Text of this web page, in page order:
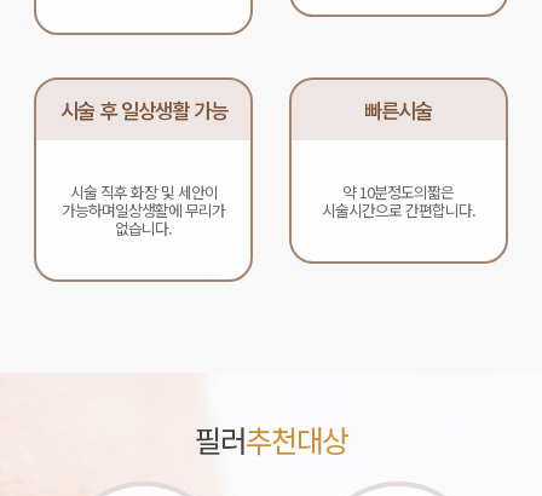
시술 후 일상생활 가능
시술 직후 화장 및 세안이
가능하며일상생활에 무리가
없습니다.
빠른시술
약 10분정도의짧은
시술시간으로 간편합니다.
필러추천대상